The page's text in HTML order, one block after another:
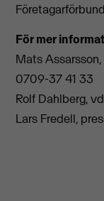
För mer
Mats
0709-37 41 33
Rolf Dahlberg,
Lars Fredell,